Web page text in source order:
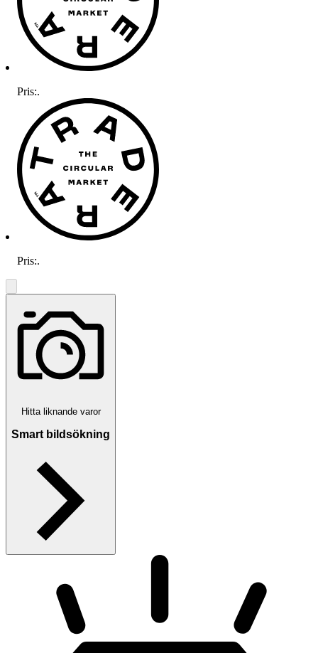
Pris:.
Pris:.
Hitta liknande varor
Smart bildsökning